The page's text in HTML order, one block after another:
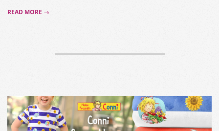
READ MORE →